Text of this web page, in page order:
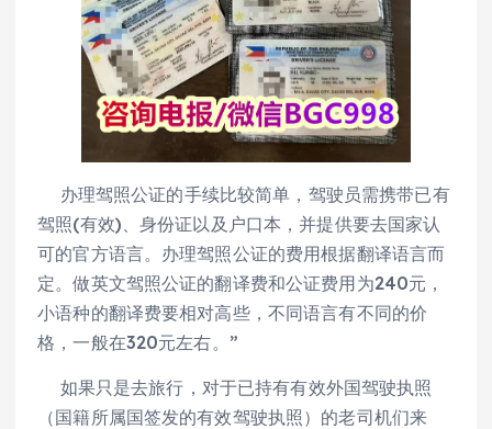
办理驾照公证的手续比较简单，驾驶员需携带已有
驾照(有效)、身份证以及户口本，并提供要去国家认
可的官方语言。办理驾照公证的费用根据翻译语言而
定。做英文驾照公证的翻译费和公证费用为240元，
小语种的翻译费要相对高些，不同语言有不同的价
格，一般在320元左右。”
如果只是去旅行，对于已持有有效外国驾驶执照
（国籍所属国签发的有效驾驶执照）的老司机们来